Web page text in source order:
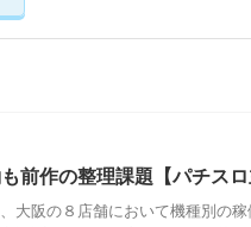
前作の整理課題【パチスロ
大阪の８店舗において機種別の